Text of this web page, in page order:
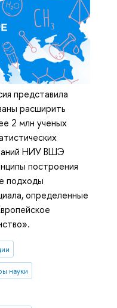
представила
расширить
2 млн ученых
НИУ ВШЭ
построения
подходы
определенные
науки